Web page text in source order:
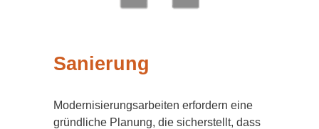
Sanierung
Modernisierungsarbeiten erfordern eine
gründliche Planung, die sicherstellt, dass